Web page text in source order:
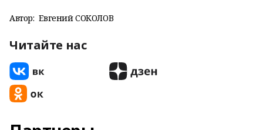
Автор: Евгений СОКОЛОВ
Читайте нас